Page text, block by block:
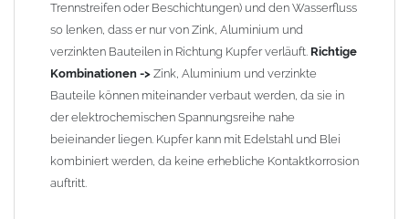
Trennstreifen oder Beschichtungen) und den Wasserfluss
so lenken, dass er nur von Zink, Aluminium und
verzinkten Bauteilen in Richtung Kupfer verläuft. Richtige
Kombinationen -> Zink, Aluminium und verzinkte
Bauteile können miteinander verbaut werden, da sie in
der elektrochemischen Spannungsreihe nahe
beieinander liegen. Kupfer kann mit Edelstahl und Blei
kombiniert werden, da keine erhebliche Kontaktkorrosion
auftritt.